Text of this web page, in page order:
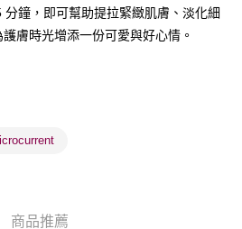
個工作天送達
或以上免運費
或以上免運費
訂單將隨機分配至SF順豐速運或京東
確認發貨後2-5個工作天到店，3天內
鐘，即可幫助提拉緊緻肌膚、淡化細
膚時光增添一份可愛與好心情。
商品推薦